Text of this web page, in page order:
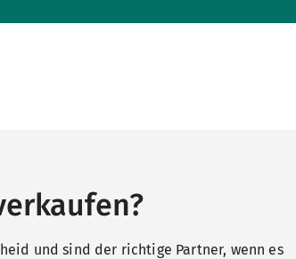
und sind der richtige Partner, wenn es